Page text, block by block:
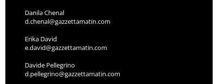
Danila Chenal
d.chenal@gazzettamatin.com
Erika David
e.david@gazzettamatin.com
Davide Pellegrino
d.pellegrino@gazzettamatin.com